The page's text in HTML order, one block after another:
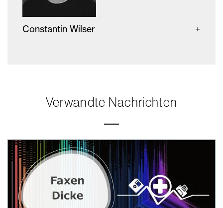
Constantin Wilser
Verwandte Nachrichten